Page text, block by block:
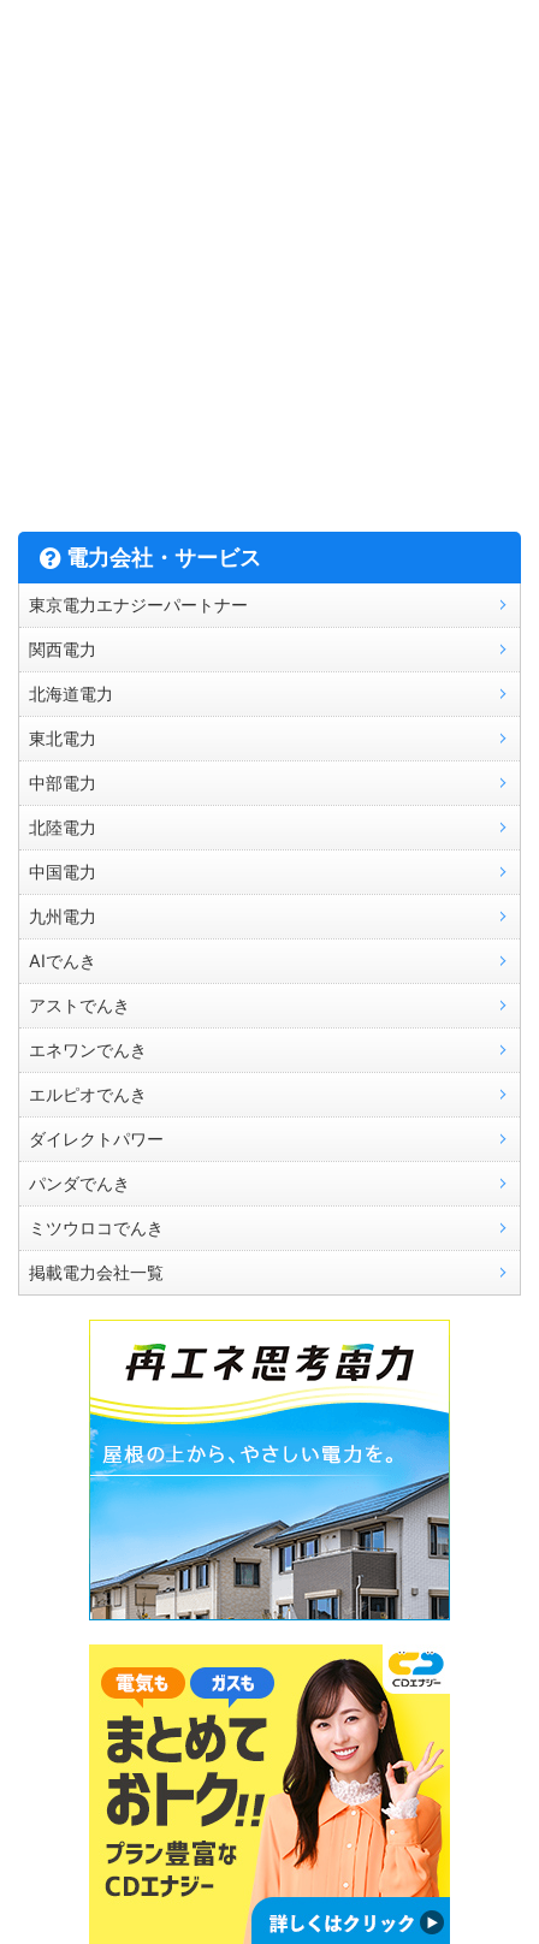
電力会社・サービス
東京電力エナジーパートナー
関西電力
北海道電力
東北電力
中部電力
北陸電力
中国電力
九州電力
AIでんき
アストでんき
エネワンでんき
エルピオでんき
ダイレクトパワー
パンダでんき
ミツウロコでんき
掲載電力会社一覧